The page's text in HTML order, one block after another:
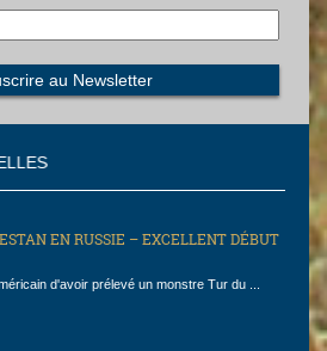
EN RUSSIE – EXCELLENT DÉBUT
d'avoir prélevé un monstre Tur du ...